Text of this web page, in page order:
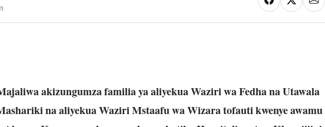
akizungumza familia ya aliyekua Waziri wa Fedha na Utawala
na aliyekua Waziri Mstaafu wa Wizara tofauti kwenye awamu